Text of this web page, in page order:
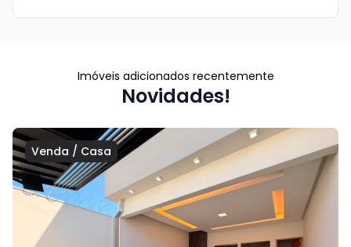
Imóveis adicionados recentemente
Novidades!
Venda / Casa